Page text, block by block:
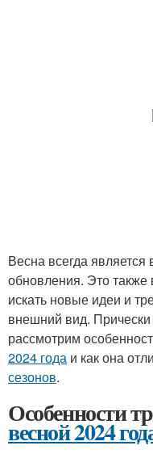
Весна всегда
обновления. Это
искать новые идеи и
внешний вид.
рассмотрим
2024 года и как она
сезонов.
Особенности
весной 2024